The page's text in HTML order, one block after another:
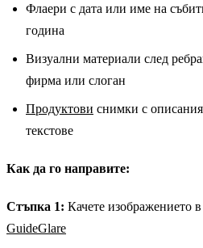
Флаери с дата или име на
година
Визуални материали след
фирма или слоган
Продуктови снимки с
текстове
Как да го направите:
Стъпка 1: Качете изображението в
GuideGlare